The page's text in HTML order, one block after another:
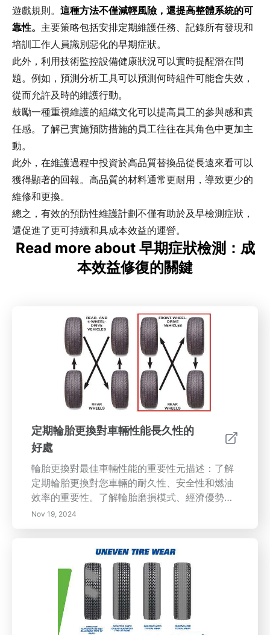
遊戲規則。 這種方法不僅減輕風險，還提高整體系統的可
靠性。 主要策略包括安排定期維護任務、記錄所有發現和
培訓工作人員識別惡化的早期症狀。
此外，利用技術監控設備健康狀況可以實時提醒潛在問
題。例如，預測分析工具可以預測何時組件可能會失效，
從而允許及時的維護行動。
鼓勵一種重視維護的組織文化可以提高員工的參與感和責
任感。了解已實施預防措施的員工往往在其角色中更加主
動。
此外，在維護過程中投資於高品質替換品從長遠來看可以
獲得顯著的回報。高品質的材料通常更耐用，導致更少的
維修和更換。
總之，有效的預防性維護計劃不僅有助於及早檢測症狀，
還促進了更可持續和具成本效益的運營。
Read more about 早期症狀檢測：成
本效益修復的關鍵
定期輪胎更換對車輛性能長久性的
好處
輪胎更換對最佳車輛性能的重要性元描述：了解
定期輪胎更換對您車輛的耐久性、安全性和燃油
效率的重要性。了解輪胎磨損模式、經濟優勢，
以及如何輪換輪胎可以改善性能和駕駛舒適性。
內容摘要：定期輪胎更換對於維護您車輛的健康
潛在問題並及時安排輪換。不均勻的磨損可能會
影響您車輛的性能和安全，因此定期維護至關重
要。透過定期輪換輪胎，您可以延長輪胎的使用
壽命，提高燃油效率，並增強整體駕駛安全性。
保養良好的輪胎可以減少牽引力損失和制動距
離，從而提供更平穩、更安全的行駛體驗。定期
Nov 19, 2024